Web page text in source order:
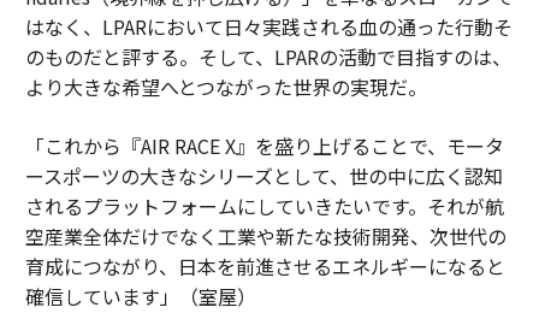
はなく、LPARにおいて日々実践される血の通った行動そ
のものだと評する。そして、LPARの活動で目指すのは、
より大きな希望へとつながった世界の実現だ。
「これから『AIR RACE X』を盛り上げることで、モータ
ースポーツの大きなシリーズとして、世の中に広く認知
されるプラットフォームにしていきたいです。それが航
空産業全体だけでなく工業や新たな技術開発、次世代の
育成につながり、日本を前進させるエネルギーになると
確信しています」（室屋）